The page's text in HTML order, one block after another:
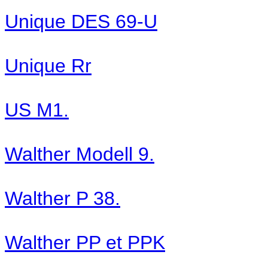
Unique DES 69-U
Unique Rr
US M1.
Walther Modell 9.
Walther P 38.
Walther PP et PPK